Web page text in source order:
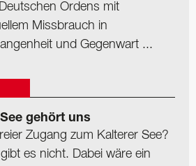
Ordens mit
Missbrauch in
und Gegenwart ...
See gehört uns
Zugang zum Kalterer See?
gibt es nicht. Dabei wäre ein